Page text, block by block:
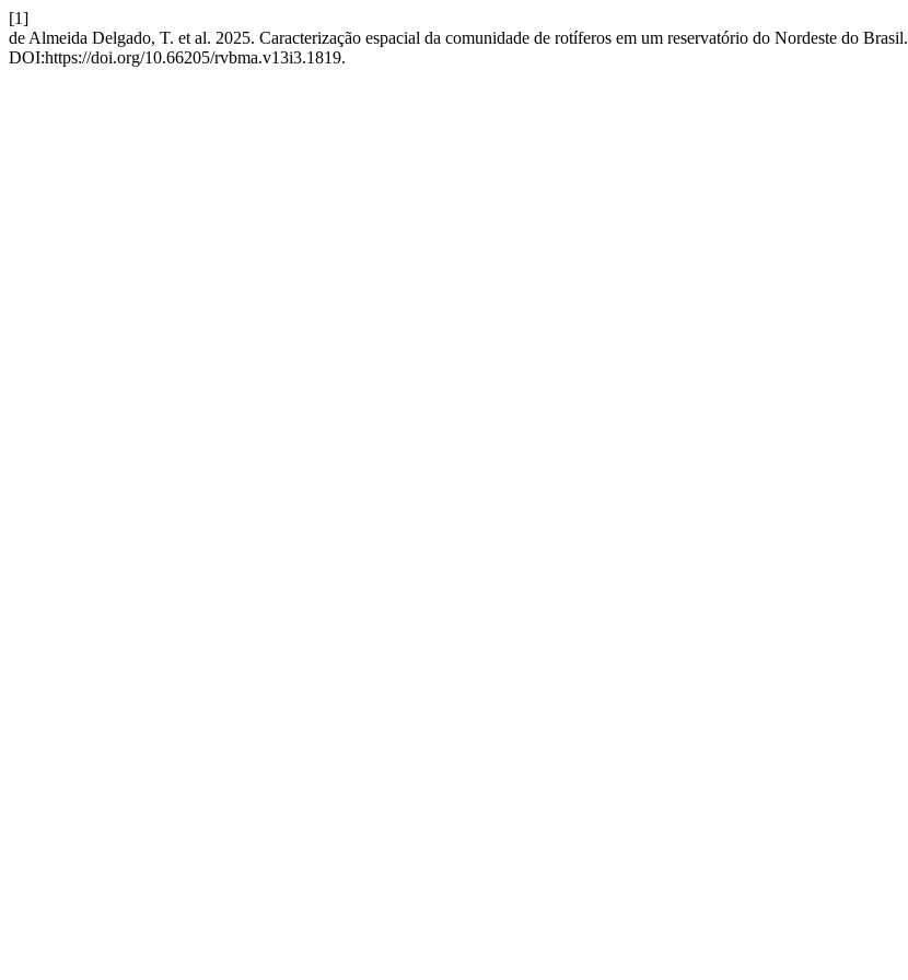
[1]
de Almeida Delgado, T. et al. 2025. Caracterização espacial da comunidade de rotíferos em um reservatório do Nordeste do Brasil.
DOI:https://doi.org/10.66205/rvbma.v13i3.1819.